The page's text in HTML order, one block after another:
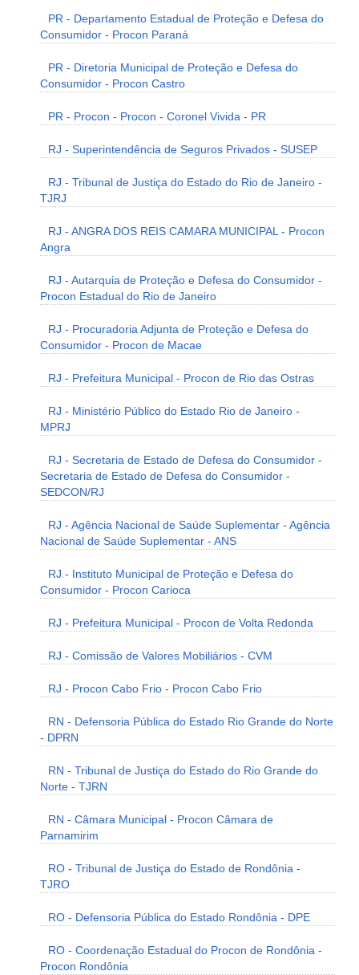
PR - Departamento Estadual de Proteção e Defesa do
Consumidor - Procon Paraná
PR - Diretoria Municipal de Proteção e Defesa do
Consumidor - Procon Castro
PR - Procon - Procon - Coronel Vivida - PR
RJ - Superintendência de Seguros Privados - SUSEP
RJ - Tribunal de Justiça do Estado do Rio de Janeiro -
TJRJ
RJ - ANGRA DOS REIS CAMARA MUNICIPAL - Procon
Angra
RJ - Autarquia de Proteção e Defesa do Consumidor -
Procon Estadual do Rio de Janeiro
RJ - Procuradoria Adjunta de Proteção e Defesa do
Consumidor - Procon de Macae
RJ - Prefeitura Municipal - Procon de Rio das Ostras
RJ - Ministério Público do Estado Rio de Janeiro -
MPRJ
RJ - Secretaria de Estado de Defesa do Consumidor -
Secretaria de Estado de Defesa do Consumidor -
SEDCON/RJ
RJ - Agência Nacional de Saúde Suplementar - Agência
Nacional de Saúde Suplementar - ANS
RJ - Instituto Municipal de Proteção e Defesa do
Consumidor - Procon Carioca
RJ - Prefeitura Municipal - Procon de Volta Redonda
RJ - Comissão de Valores Mobiliários - CVM
RJ - Procon Cabo Frio - Procon Cabo Frio
RN - Defensoria Pública do Estado Rio Grande do Norte
- DPRN
RN - Tribunal de Justiça do Estado do Rio Grande do
Norte - TJRN
RN - Câmara Municipal - Procon Câmara de
Parnamirim
RO - Tribunal de Justiça do Estado de Rondônia -
TJRO
RO - Defensoria Pública do Estado Rondônia - DPE
RO - Coordenação Estadual do Procon de Rondônia -
Procon Rondônia